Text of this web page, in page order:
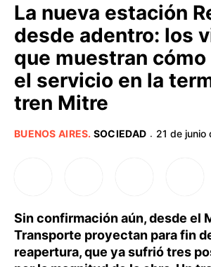
BUENOS AIRES
PROVINCIAS
La nueva estación
desde adentro: los
que muestran
el servicio en la
tren Mitre
BUENOS AIRES. SOCIEDAD · 21 de junio
Sin confirmación aún, desde el
Transporte proyectan para fin
reapertura, que ya sufrió tres